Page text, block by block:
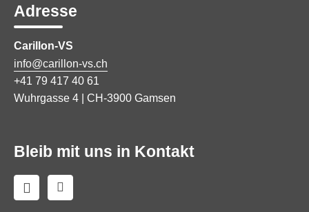
Adresse
Carillon-VS
info@carillon-vs.ch
+41 79 417 40 61
Wuhrgasse 4 | CH-3900 Gamsen
Bleib mit uns in Kontakt
 